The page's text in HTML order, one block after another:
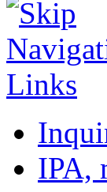
IPA,